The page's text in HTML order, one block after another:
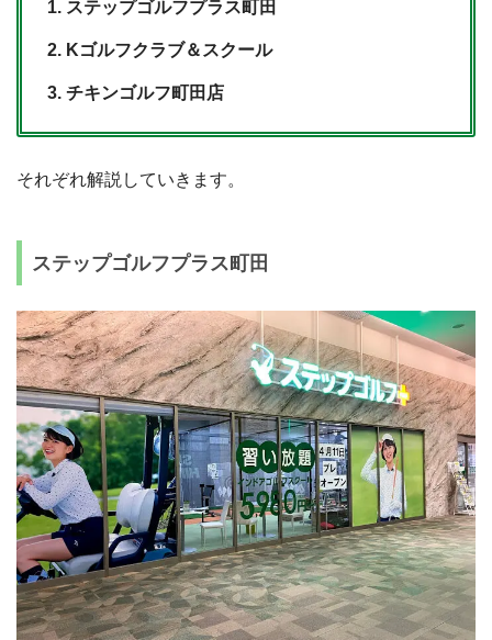
STEP.5
50m進むとビックカメラ別館の反対側のビル5Fが
町田店
ステップゴルフプラス町田
Kゴルフクラブ＆スクール
チキンゴルフ町田店
それぞれ解説していきます。
ステップゴルフプラス町田